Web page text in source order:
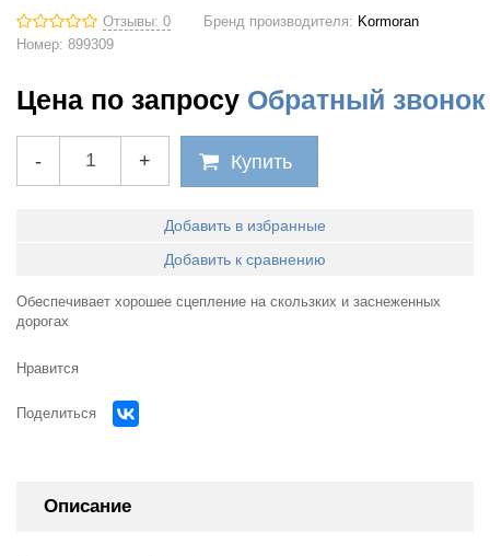
Отзывы: 0 Бренд производителя: Kormoran
Номер: 899309
Цена по запросу Обратный звонок
- + Купить
Добавить в избранные
Добавить к сравнению
Обеспечивает хорошее сцепление на скользких и заснеженных
дорогах
Нравится
Поделиться
Описание